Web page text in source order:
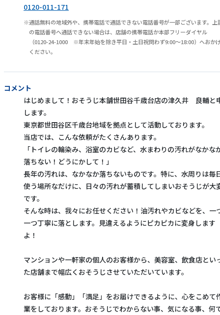
0120-011-171
通話無料の地域外や、携帯電話で通話できない電話番号が一部ございます。上
の電話番号へ通話できない場合は、店舗の携帯電話か本部フリーダイヤル
（0120-24-1000 ※年末年始を除き平日・土日祝問わず9:00～18:00）へおか
ください。
コメント
はじめまして！おそうじ本舗世田谷千歳台店の津久井 良輔と
します。
東京都世田谷区千歳台地域を拠点として活動しております。
当店では、こんな依頼がたくさんあります。
「トイレの輪染み、浴室のカビなど、水まわりの汚れがなかな
落ちない！どうにかして！」
長年の汚れは、なかなか落ちないものです。特に、水周りは毎
使う場所なだけに、日々の汚れが蓄積してしまいおそうじが大
です。
そんな時は、我々にお任せください！油汚れやカビなどを、一
一つ丁寧に落とします。見違えるようにピカピカに変身します
よ！
マンションや一軒家の個人のお客様から、美容室、飲食店とい
た店舗まで幅広くおそうじさせていただいています。
お客様に「感動」「満足」をお届けできるように、心をこめて
業をしております。おそうじでわからない事、気になる事、何